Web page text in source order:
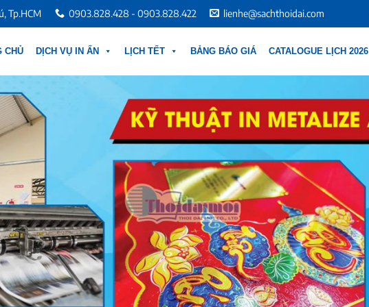
Tp.HCM 0903.828.428 - 0903.828.422 lienhe@sachthoidai.com
CHỦ DỊCH VỤ IN ẤN LỊCH TẾT BẢNG BÁO GIÁ CATALOGUE LỊCH 2026